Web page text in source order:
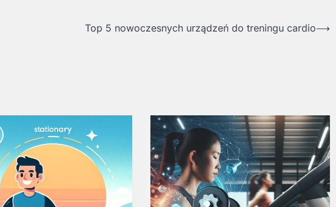
Top 5 nowoczesnych urządzeń do treningu cardio⟶